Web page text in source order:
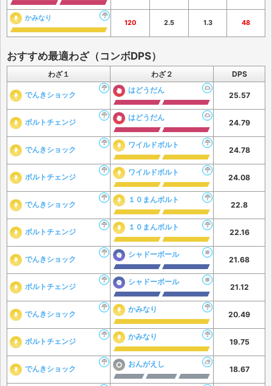
かみなり
120 2.5 1.3 48
おすすめ最適わざ（コンボDPS）
わざ１ わざ２ DPS
でんきショック
はどうだん
25.57
ボルトチェンジ
はどうだん
24.79
でんきショック
ワイルドボルト
24.78
ボルトチェンジ
ワイルドボルト
24.08
でんきショック
１０まんボルト
22.8
ボルトチェンジ
１０まんボルト
22.16
でんきショック
シャドーボール
21.68
ボルトチェンジ
シャドーボール
21.12
でんきショック
かみなり
20.49
ボルトチェンジ
かみなり
19.75
でんきショック
おんがえし
18.67